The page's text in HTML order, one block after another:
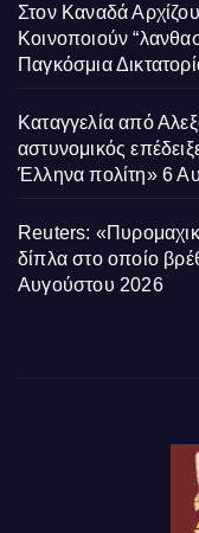
Στον Καναδά
Κοινοποιούν
Παγκόσμια
Καταγγελία από
αστυνομικός
Έλληνα πολίτη» 6
Reuters:
δίπλα στο οποίο
Αυγούστου 2026